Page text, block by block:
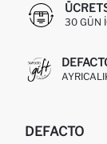
30 GÜN
DEFACTO